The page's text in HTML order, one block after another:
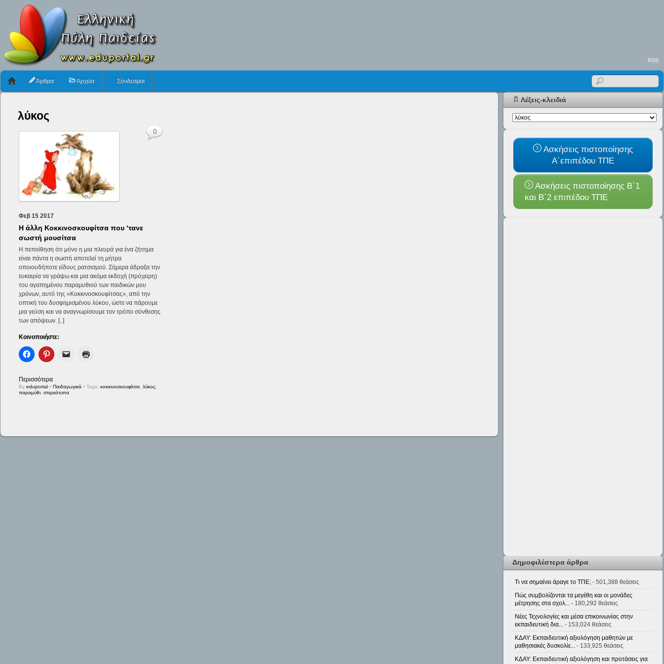
RSS
Άρθρα Αρχεία Σύνδεσμοι
λύκος
Φεβ 15 2017
Η άλλη Κοκκινοσκουφίτσα που ‘τανε
σωστή μουσίτσα
Η πεποίθηση ότι μόνο η μια πλευρά για ένα ζήτημα
είναι πάντα η σωστή αποτελεί τη μήτρα
οποιουδήποτε είδους ρατσισμού. Σήμερα άδραξα την
ευκαιρία να γράψω και μια ακόμα εκδοχή (πρόχειρη)
του αγαπημένου παραμυθιού των παιδικών μου
χρόνων, αυτό της «Κοκκινοσκουφίτσας», από την
οπτική του δυσφημισμένου λύκου, ώστε να πάρουμε
μια γεύση και να αναγνωρίσουμε τον τρόπο σύνθεσης
των απόψεων. [..]
Κοινοποιήστε:
Περισσότερα
By eduportal • Παιδαγωγικά
0
• Tags: κοκκινοσκουφίτσα λύκος
παραμύθι στερεότυπα
Λέξεις-κλειδιά
Ασκήσεις πιστοποίησης
Α΄επιπέδου ΤΠΕ
Ασκήσεις πιστοποίησης Β΄1
και B΄2 επιπέδου ΤΠΕ
Δημοφιλέστερα άρθρα
Τι να σημαίνει άραγε το ΤΠΕ;- 501,388 θεάσεις
Πώς συμβολίζονται τα μεγέθη και οι μονάδες
μέτρησης στα σχολ...- 180,292 θεάσεις
Νέες Τεχνολογίες και μέσα επικοινωνίας στην
εκπαιδευτική δια...- 153,024 θεάσεις
ΚΔΑΥ: Εκπαιδευτική αξιολόγηση μαθητών με
μαθησιακές δυσκολίε...- 133,925 θεάσεις
ΚΔΑΥ: Εκπαιδευτική αξιολόγηση και προτάσεις για